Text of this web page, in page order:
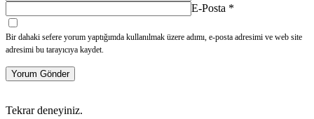
E-Posta *
Bir dahaki sefere yorum yaptığımda kullanılmak üzere adımı, e-posta adresimi ve web site
adresimi bu tarayıcıya kaydet.
Yorum Gönder
Tekrar deneyiniz.